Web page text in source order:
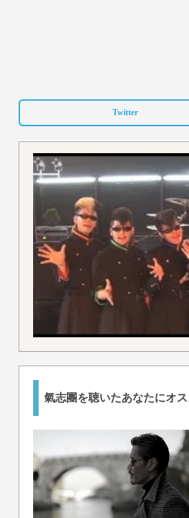
Twitter
氣志團を聴いたあなたにオ